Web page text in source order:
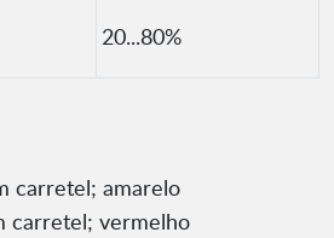
20...80%
carretel; amarelo
carretel; vermelho